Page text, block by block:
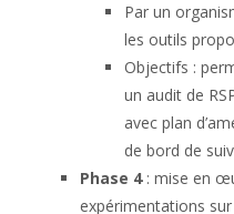
Par un
les outils
Objectifs :
un audit de
avec plan
de bord de
Phase 4: mise en
expérimentations